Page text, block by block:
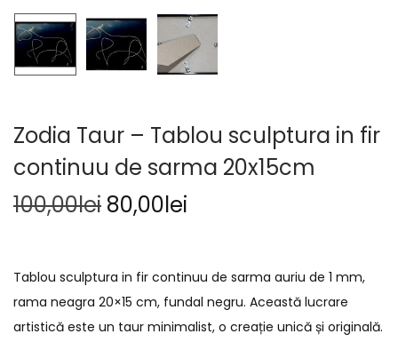
Zodia Taur – Tablou sculptura in fir
continuu de sarma 20x15cm
100,00lei 80,00lei
Tablou sculptura in fir continuu de sarma auriu de 1 mm,
rama neagra 20×15 cm, fundal negru. Această lucrare
artistică este un taur minimalist, o creație unică și originală.